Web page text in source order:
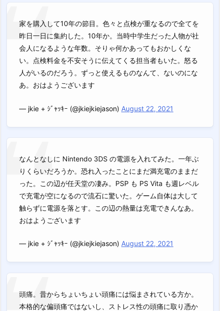
家を購入して10年の節目。色々と点検が重なるので全てを
昨日一日に集約した。10年か。当時中学生だった人物が社
会人になるような年数。そりゃ何かあってもおかしくな
い。点検料金を不安そうに伝えてくる担当者もいた。怒る
人がいるのだろう。ずっと使えるものなんて、ないのにな
あ。おはようございます
— jkie + ｼﾞｬｯｷｰ (@jkiejkiejason) August 22, 2021
なんとなしに Nintendo 3DS の電源を入れてみた。一年ぶ
りくらいだろうか。恐れ入ったことにまだ満充電のままだ
った。この辺が任天堂の凄み。PSP も PS Vita も週レベル
で充電が空になるので流石に驚いた。ゲーム自体は大して
触らずに電源を落とす。この辺の熱量は充電できんなあ。
おはようございます
— jkie + ｼﾞｬｯｷｰ (@jkiejkiejason) August 22, 2021
頭痛。昔からちょいちょい頭痛には悩まされている方か。
本格的な偏頭痛ではないし、ストレス性の頭痛に取り憑か